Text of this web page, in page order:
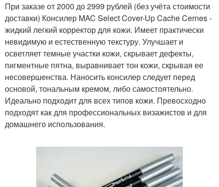
При заказе от 2000 до 2999 рублей (без учёта стоимости
доставки) Консилер MAC Select Cover-Up Cache Cernes -
жидкий легкий корректор для кожи. Имеет практически
невидимую и естественную текстуру. Улучшает и
осветляет темные участки кожи, скрывает дефекты,
пигментные пятна, выравнивает тон кожи, скрывая ее
несовершенства. Наносить консилер следует перед
основой, тональным кремом, либо самостоятельно.
Идеально подходит для всех типов кожи. Превосходно
подходят как для профессиональных визажистов и для
домашнего использования.